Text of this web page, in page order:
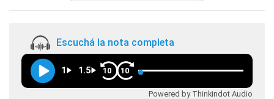
Escuchá la nota completa
1 1.5 10 10
Powered by Thinkindot Audio